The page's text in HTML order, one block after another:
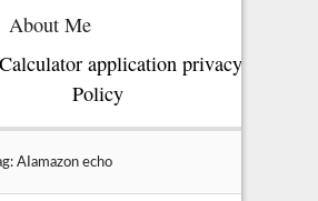
About Me
application privacy
Policy
AIamazon echo